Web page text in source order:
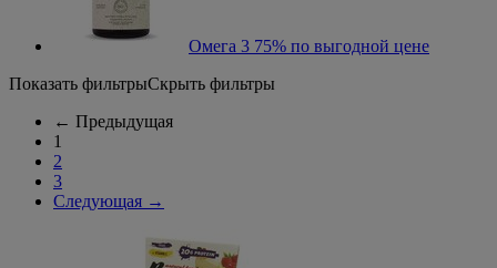
Омега 3 75% по выгодной цене
Показать фильтрыСкрыть фильтры
← Предыдущая
1
2
3
Следующая →